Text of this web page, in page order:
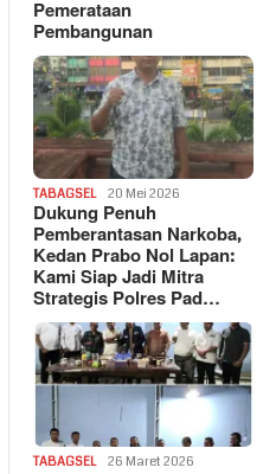
Pemerataan
Pembangunan
TABAGSEL 20 Mei 2026
Dukung Penuh
Pemberantasan Narkoba,
Kedan Prabo Nol Lapan:
Kami Siap Jadi Mitra
Strategis Polres Pad…
TABAGSEL 26 Maret 2026